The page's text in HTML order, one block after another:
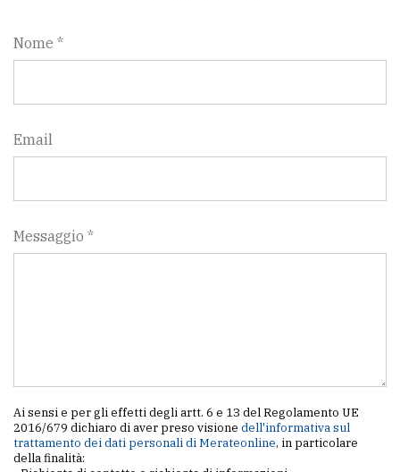
Nome *
Email
Messaggio *
Ai sensi e per gli effetti degli artt. 6 e 13 del Regolamento UE
2016/679 dichiaro di aver preso visione dell'informativa sul
trattamento dei dati personali di Merateonline, in particolare
della finalità: